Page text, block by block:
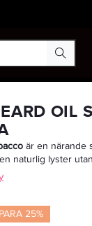
OIL
är en närande
naturlig lyster
25%